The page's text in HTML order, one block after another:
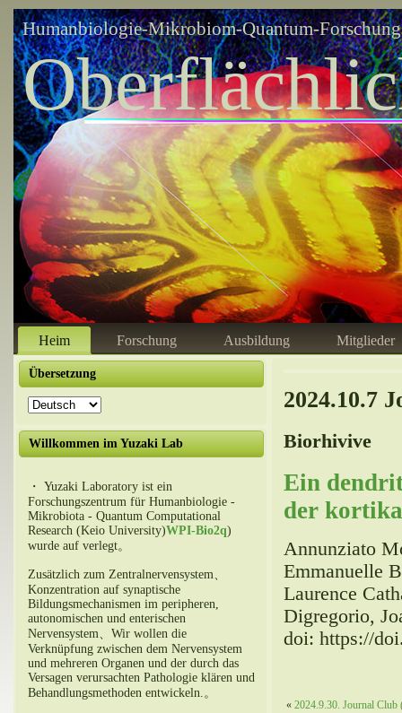
Humanbiologie-Mikrobiom-Quantum-
Heim Forschung Ausbildung Mitglieder
Übersetzung
Willkommen im Yuzaki Lab
・ Yuzaki Laboratory ist ein
Forschungszentrum für Humanbiologie -
Mikrobiota - Quantum Computational
Research (Keio University)WPI-Bio2q)
wurde auf verlegt。
Zusätzlich zum Zentralnervensystem、
Konzentration auf synaptische
Bildungsmechanismen im peripheren,
autonomischen und enterischen
Nervensystem、Wir wollen die
Verknüpfung zwischen dem Nervensystem
und mehreren Organen und der durch das
Versagen verursachten Pathologie klären und
Behandlungsmethoden entwickeln.。
2024.10.7
Biorhivive
Ein
der
Annunziato
Emmanuelle
Laurence
Digregorio,
doi: https://
« 2024.9.30. Journal Club